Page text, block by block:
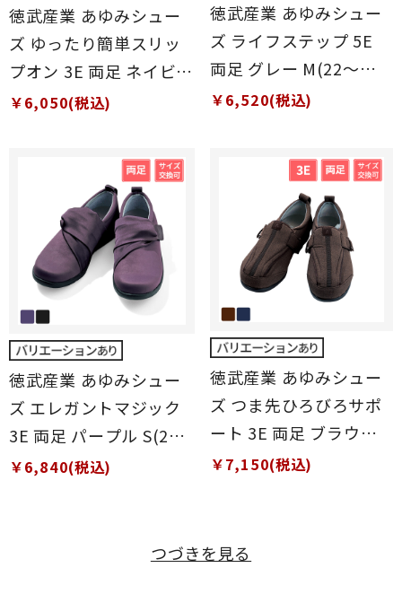
徳武産業 あゆみシュー
ズ ゆったり簡単スリッ
プオン 3E 両足 ネイビー
S(21～21.5cm)
￥6,050(税込)
徳武産業 あゆみシュー
ズ ライフステップ 5E
両足 グレー M(22～
22.5cm)
￥6,520(税込)
徳武産業 あゆみシュー
ズ エレガントマジック
3E 両足 パープル S(21
～21.5cm)
￥6,840(税込)
徳武産業 あゆみシュー
ズ つま先ひろびろサポ
ート 3E 両足 ブラウン
S(21～21.5cm)
￥7,150(税込)
つづきを見る